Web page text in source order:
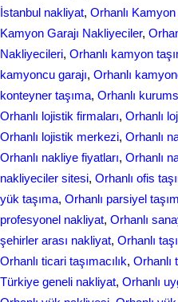
İstanbul nakliyat, Orhanlı Kamyon
Kamyon Garajı Nakliyeciler,
Nakliyecileri, Orhanlı kamyon
kamyoncu garajı, Orhanlı
konteyner taşıma, Orhanlı
Orhanlı lojistik firmaları, Orhanlı
Orhanlı lojistik merkezi, Orhanlı
Orhanlı nakliye fiyatları, Orhanlı
nakliyeciler sitesi, Orhanlı ofis
yük taşıma, Orhanlı parsiyel
profesyonel nakliyat, Orhanlı
şehirler arası nakliyat, Orhanlı
Orhanlı ticari taşımacılık, Orhanlı
Türkiye geneli nakliyat, Orhanlı